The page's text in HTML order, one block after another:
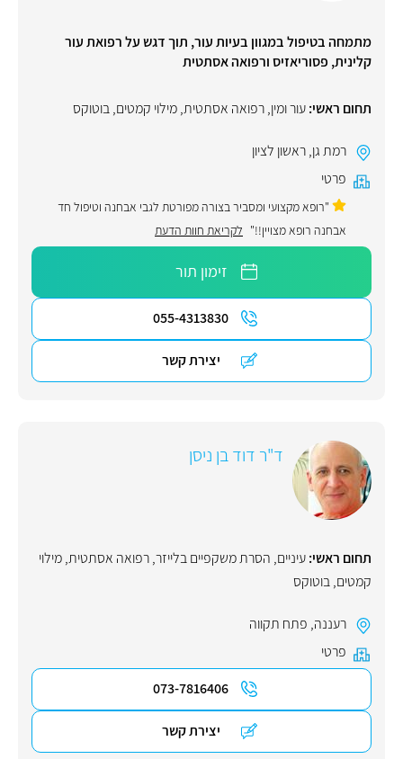
מתמחה בטיפול במגוון בעיות עור, תוך דגש על רפואת עור
קלינית, פסוריאזיס ורפואה אסתטית
תחום ראשי:עור ומין,רפואה אסתטית,מילוי קמטים,בוטוקס
רמת גן,ראשון לציון
פרטי
"רופא מקצועי ומסביר בצורה מפורטת לגבי אבחנה וטיפול חד
אבחנה רופא מצויין!!" לקריאת חוות הדעת
זימון תור
055-4313830
יצירת קשר
ד"ר דוד בן ניסן
תחום ראשי:עיניים, הסרת משקפיים בלייזר,רפואה אסתטית,מילוי
קמטים,בוטוקס
רעננה, פתח תקווה
פרטי
073-7816406
יצירת קשר